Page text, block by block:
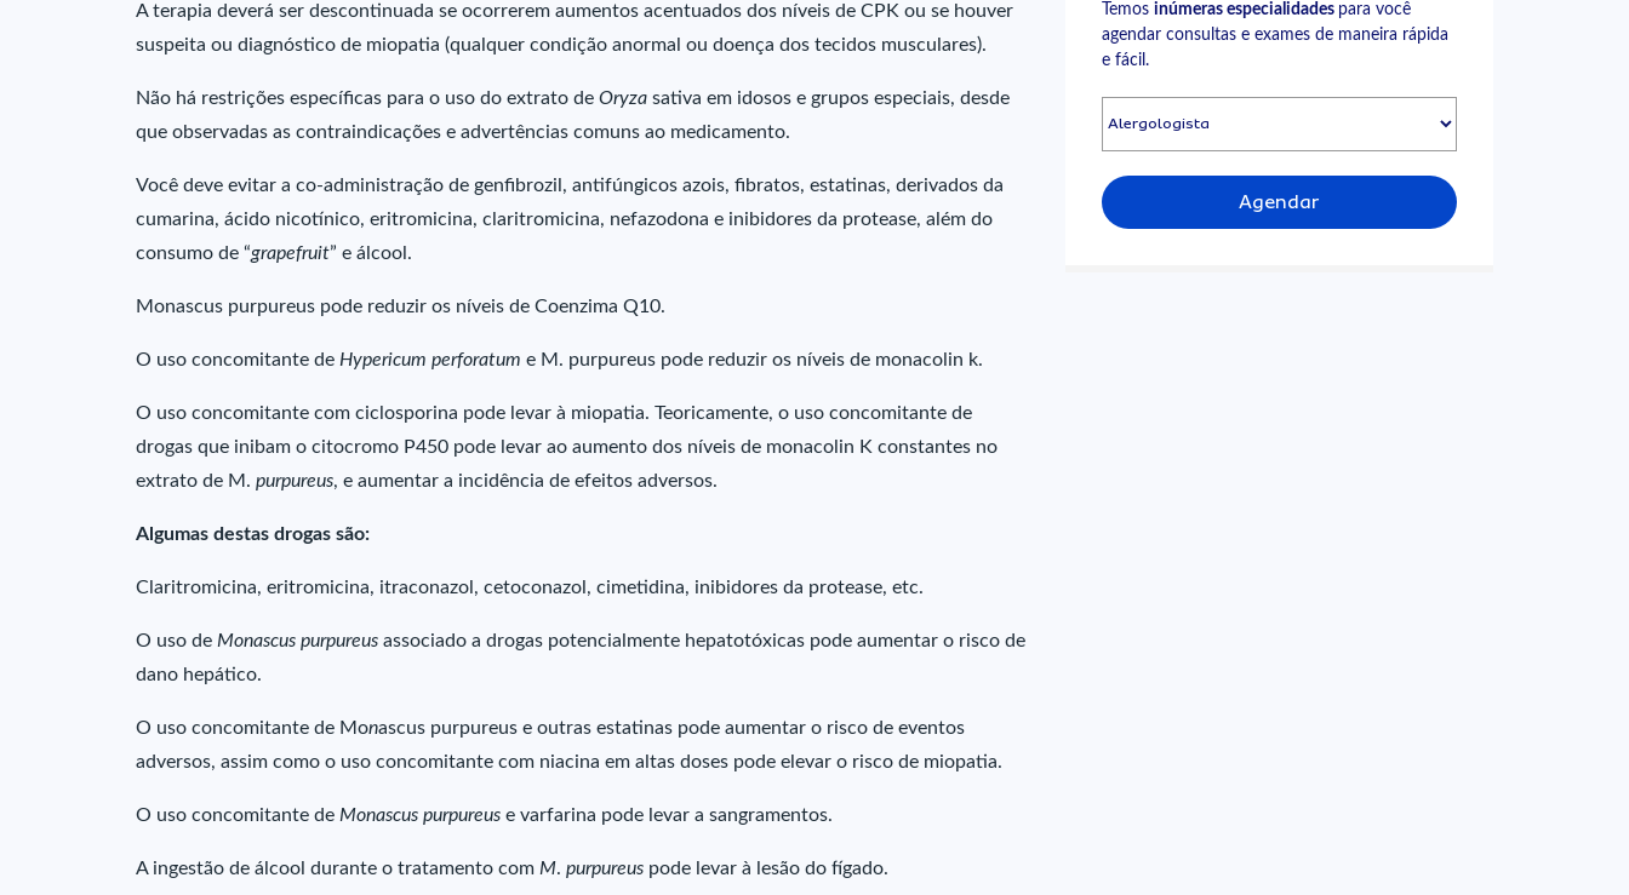
A terapia deverá ser descontinuada se ocorrerem aumentos acentuados dos níveis de CPK ou se houver
suspeita ou diagnóstico de miopatia (qualquer condição anormal ou doença dos tecidos musculares).
Não há restrições específicas para o uso do extrato de Oryza sativa em idosos e grupos especiais, desde
que observadas as contraindicações e advertências comuns ao medicamento.
Você deve evitar a co-administração de genfibrozil, antifúngicos azois, fibratos, estatinas, derivados da
cumarina, ácido nicotínico, eritromicina, claritromicina, nefazodona e inibidores da protease, além do
consumo de “grapefruit” e álcool.
Monascus purpureus pode reduzir os níveis de Coenzima Q10.
O uso concomitante de Hypericum perforatum e M. purpureus pode reduzir os níveis de monacolin k.
O uso concomitante com ciclosporina pode levar à miopatia. Teoricamente, o uso concomitante de
drogas que inibam o citocromo P450 pode levar ao aumento dos níveis de monacolin K constantes no
extrato de M. purpureus, e aumentar a incidência de efeitos adversos.
Algumas destas drogas são:
Claritromicina, eritromicina, itraconazol, cetoconazol, cimetidina, inibidores da protease, etc.
O uso de Monascus purpureus associado a drogas potencialmente hepatotóxicas pode aumentar o risco de
dano hepático.
O uso concomitante de Monascus purpureus e outras estatinas pode aumentar o risco de eventos
adversos, assim como o uso concomitante com niacina em altas doses pode elevar o risco de miopatia.
O uso concomitante de Monascus purpureus e varfarina pode levar a sangramentos.
A ingestão de álcool durante o tratamento com M. purpureus pode levar à lesão do fígado.
Temos inúmeras especialidades para você
agendar consultas e exames de maneira rápida
e fácil.
Agendar